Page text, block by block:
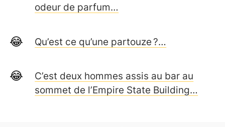
odeur de parfum…
Qu’est ce qu’une partouze ?…
C’est deux hommes assis au bar au
sommet de l’Empire State Building…